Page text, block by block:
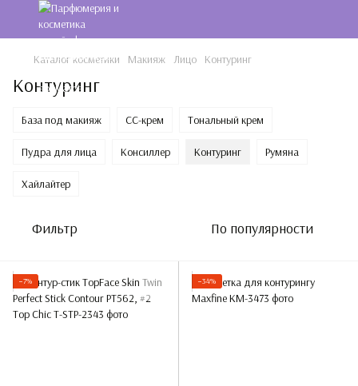
Каталог косметики Макияж Лицо Контуринг
Контуринг
База под макияж CC-крем Тональный крем
Пудра для лица Консиллер Контуринг Румяна
Хайлайтер
Фильтр По популярности
−7% −34%